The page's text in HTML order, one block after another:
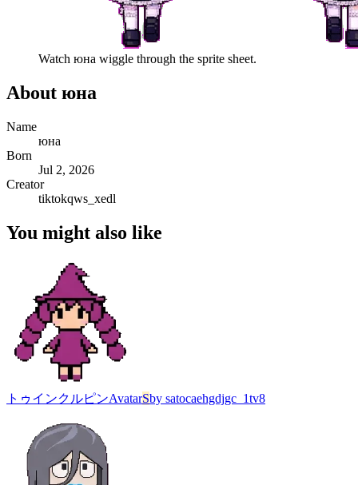
Watch юна wiggle through the sprite sheet.
About юна
Name
юна
Born
Jul 2, 2026
Creator
tiktokqws_xedl
You might also like
トゥインクルピンAvatarSby satocaehgdjgc_1tv8